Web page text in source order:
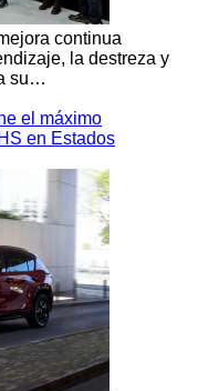
continua
la destreza y
su…
el máximo
en Estados